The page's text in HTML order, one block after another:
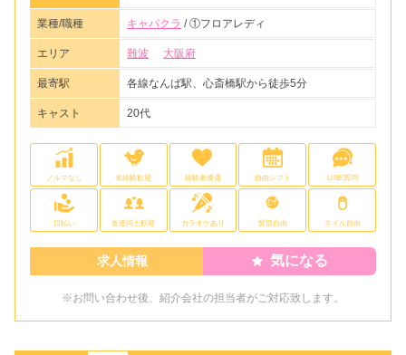
業種/職種 キャバクラ / ①フロアレディ
エリア 難波 大阪府
最寄駅 各線なんば駅、心斎橋駅から徒歩5分
キャスト 20代
ノルマなし 未経験歓迎 経験者優遇 自由シフト LINE質問
日払い 友達同士歓迎 カラオケあり 髪型自由 ネイル自由
求人情報 気になる
※お問い合わせ後、紹介会社の担当者がご対応致します。